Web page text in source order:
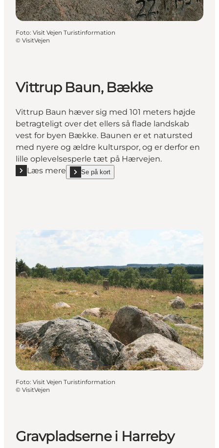
Foto: Visit Vejen Turistinformation
© VisitVejen
Vittrup Baun, Bække
Vittrup Baun hæver sig med 101 meters højde
betragteligt over det ellers så flade landskab
vest for byen Bække. Baunen er et natursted
med nyere og ældre kulturspor, og er derfor en
lille oplevelsesperle tæt på Hærvejen.
Læs mere
Læs mere "Vittrup Baun, Bække"
Se på kort
show Vittrup Baun, Bække on_map
Foto: Visit Vejen Turistinformation
© VisitVejen
Gravpladserne i Harreby